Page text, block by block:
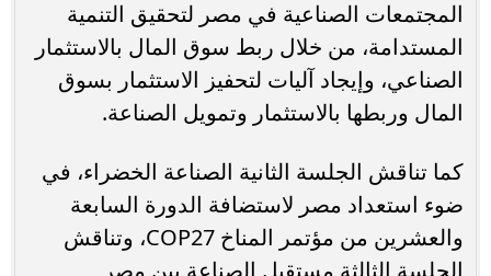
المجتمعات الصناعية في مصر لتحقيق التنمية
المستدامة، من خلال ربط سوق المال بالاستثمار
الصناعي، وإيجاد آليات لتحفيز الاستثمار بسوق
المال وربطها بالاستثمار وتمويل الصناعة.
كما تناقش الجلسة الثانية الصناعة الخضراء، في
ضوء استعداد مصر لاستضافة الدورة السابعة
والعشرين من مؤتمر المناخ COP27، وتناقش
الجلسة الثالثة مستقبل الصناعة بين مصر